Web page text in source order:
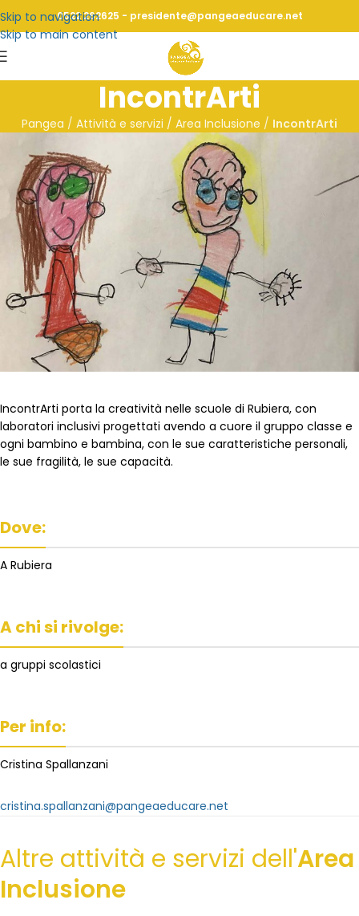
Skip to navigation
Skip to main content
0522 262625 - presidente@pangeaeducare.net
IncontrArti
Pangea / Attività e servizi / Area Inclusione / IncontrArti
IncontrArti porta la creatività nelle scuole di Rubiera, con
laboratori inclusivi progettati avendo a cuore il gruppo classe e
ogni bambino e bambina, con le sue caratteristiche personali,
le sue fragilità, le sue capacità.
Dove:
A Rubiera
A chi si rivolge:
a gruppi scolastici
Per info:
Cristina Spallanzani
cristina.spallanzani@pangeaeducare.net
Altre attività e servizi dell'Area
Inclusione